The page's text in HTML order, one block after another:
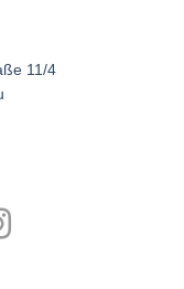
11/4